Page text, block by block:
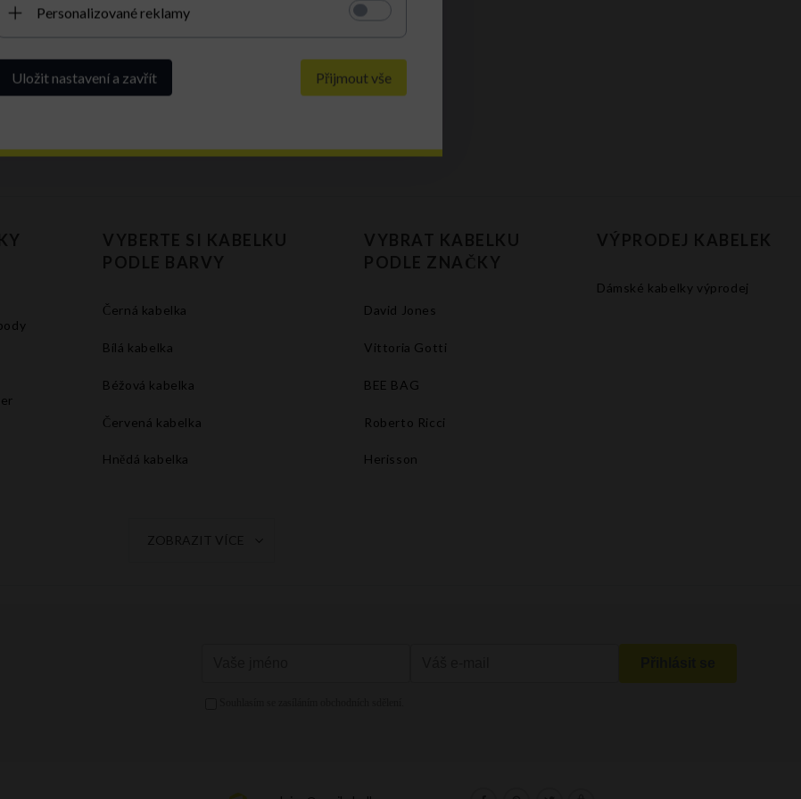
VYBERTE SI KABELKU
PODLE BARVY
Černá kabelka
Bílá kabelka
Béžová kabelka
Červená kabelka
Hnědá kabelka
Šedá kabelka
VYBRAT KABELKU
PODLE ZNAČKY
David Jones
Vittoria Gotti
BEE BAG
Roberto Ricci
Herisson
VÝPRODEJ KABELEK
Dámské kabelky výprodej
ZOBRAZIT VÍCE
Personalizované reklamy
Uložit nastavení a zavřít Přijmout vše